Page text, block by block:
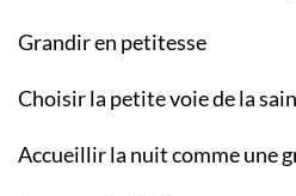
Grandir en petitesse
Choisir la petite voie de la
Accueillir la nuit comme une